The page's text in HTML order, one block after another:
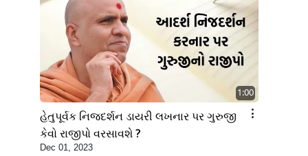
1:00
હેતુપૂર્વક નિજદર્શન ડાયરી લખનાર પર ગુરુજી
કેવો રાજીપો વરસાવશે ?
Dec 01, 2023